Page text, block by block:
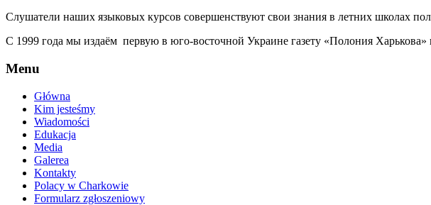
Слушатели наших языковых курсов совершенствуют свои зна­ния в летних школах
С 1999 года мы издаём первую в юго-восточной Украине газету «Полония Харь­кова»
Menu
Główna
Kim jesteśmy
Wiadomości
Edukacja
Media
Galerea
Kontakty
Polacy w Charkowie
Formularz zgłoszeniowy